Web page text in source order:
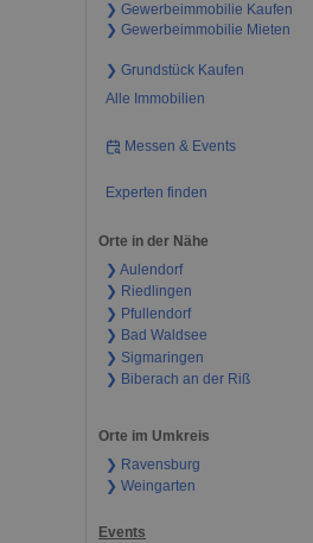
❯ Gewerbeimmobilie Kaufen
❯ Gewerbeimmobilie Mieten
❯ Grundstück Kaufen
Alle Immobilien
Messen & Events
Experten finden
Orte in der Nähe
❯ Aulendorf
❯ Riedlingen
❯ Pfullendorf
❯ Bad Waldsee
❯ Sigmaringen
❯ Biberach an der Riß
Orte im Umkreis
❯ Ravensburg
❯ Weingarten
Events